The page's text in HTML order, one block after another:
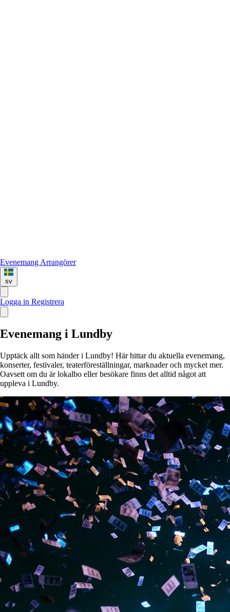
Evenemang Arrangörer
sv
Logga in Registrera
Evenemang i Lundby
Upptäck allt som händer i Lundby! Här hittar du aktuella evenemang,
konserter, festivaler, teaterföreställningar, marknader och mycket mer.
Oavsett om du är lokalbo eller besökare finns det alltid något att
uppleva i Lundby.